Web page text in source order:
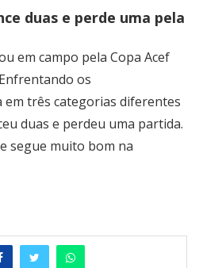
duas e perde uma pela
em campo pela Copa Acef
os
em três categorias diferentes
duas e perdeu uma partida.
segue muito bom na